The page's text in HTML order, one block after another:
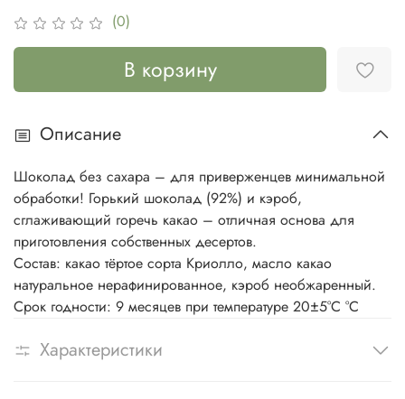
(0)
В корзину
Описание
Шоколад без сахара – для приверженцев минимальной
обработки! Горький шоколад (92%) и кэроб,
сглаживающий горечь какао – отличная основа для
приготовления собственных десертов.
Состав: какао тёртое сорта Криолло, масло какао
натуральное нерафинированное, кэроб необжаренный.
Срок годности: 9 месяцев при температуре 20±5°С °С
Характеристики